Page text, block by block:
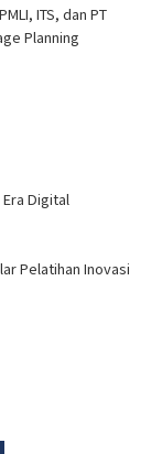
ITS, dan PT
Planning
Digital
Pelatihan Inovasi